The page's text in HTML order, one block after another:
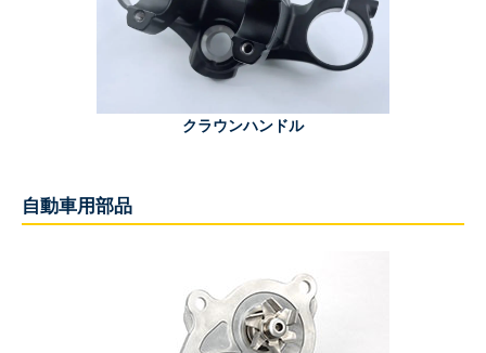
クラウンハンドル
自動車用部品